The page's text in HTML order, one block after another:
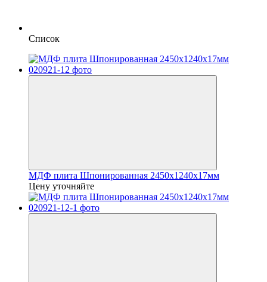
Список
МДФ плита Шпонированная 2450х1240x17мм
Цену уточняйте